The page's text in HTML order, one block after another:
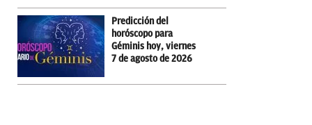
Predicción del
horóscopo para
Géminis hoy, viernes
7 de agosto de 2026